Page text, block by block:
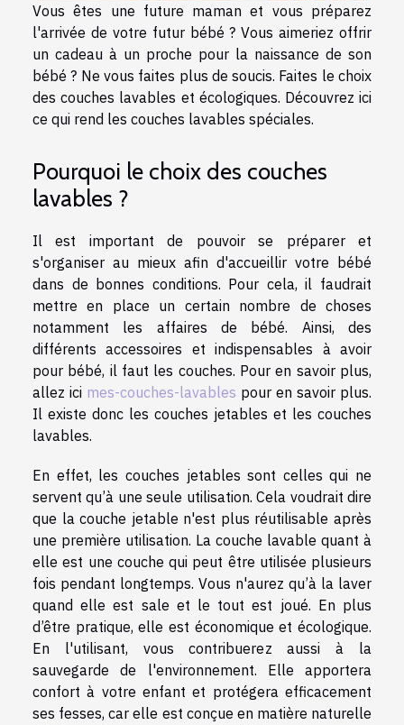
Vous êtes une future maman et vous préparez
l'arrivée de votre futur bébé ? Vous aimeriez offrir
un cadeau à un proche pour la naissance de son
bébé ? Ne vous faites plus de soucis. Faites le choix
des couches lavables et écologiques. Découvrez ici
ce qui rend les couches lavables spéciales.
Pourquoi le choix des couches
lavables ?
Il est important de pouvoir se préparer et
s'organiser au mieux afin d'accueillir votre bébé
dans de bonnes conditions. Pour cela, il faudrait
mettre en place un certain nombre de choses
notamment les affaires de bébé. Ainsi, des
différents accessoires et indispensables à avoir
pour bébé, il faut les couches. Pour en savoir plus,
allez ici mes-couches-lavables pour en savoir plus.
Il existe donc les couches jetables et les couches
lavables.
En effet, les couches jetables sont celles qui ne
servent qu’à une seule utilisation. Cela voudrait dire
que la couche jetable n'est plus réutilisable après
une première utilisation. La couche lavable quant à
elle est une couche qui peut être utilisée plusieurs
fois pendant longtemps. Vous n'aurez qu’à la laver
quand elle est sale et le tout est joué. En plus
d’être pratique, elle est économique et écologique.
En l'utilisant, vous contribuerez aussi à la
sauvegarde de l'environnement. Elle apportera
confort à votre enfant et protégera efficacement
ses fesses, car elle est conçue en matière naturelle